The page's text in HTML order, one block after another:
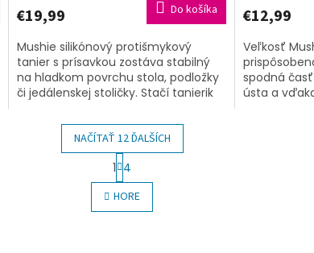
€19,99 Do košíka
Mushie silikónový protišmykový
tanier s prísavkou zostáva stabilný
na hladkom povrchu stola, podložky
či jedálenskej stoličky. Stačí tanierik
€12,99
Veľkosť
spodná
ústa a
O
v
l
NAČÍTAŤ 12 ĎALŠÍCH
S
t
r
á
n
1 4
HORE